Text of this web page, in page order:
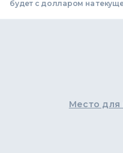
будет с долларом на
Место